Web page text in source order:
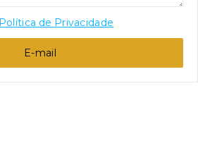
Política de Privacidade
E-mail